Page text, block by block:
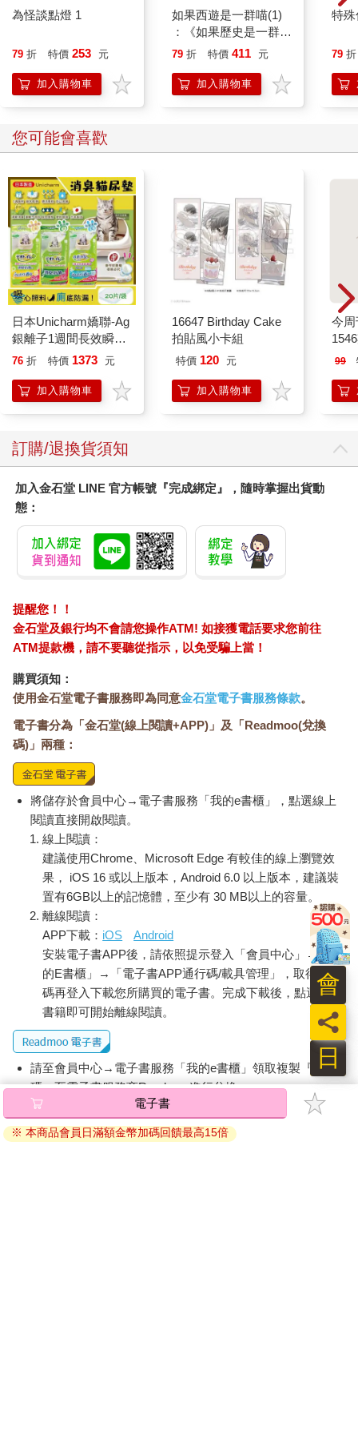
為怪談點燈 1
79 折 特價 253 元
加入購物車
如果西遊是一群喵(1)
：《如果歷史是一群
喵》作者最新力作，附
79 折 特價 411 元
加入購物車
特
79 折
您可能會喜歡
日本Unicharm嬌聯-Ag
銀離子1週間長效瞬吸
乾爽寵物消臭大師貓尿
防滲漏貓尿布/可觀察
尿色貓潔墊補充包/本
76 折 特價 1373 元
加入購物車
16647 Birthday Cake
拍貼風小卡組
特價 120 元
加入購物車
今周
99
訂購/退換貨須知
加入金石堂 LINE 官方帳號『完成綁定』，隨時掌握出貨動
態：
提醒您！！
金石堂及銀行均不會請您操作ATM! 如接獲電話要求您前往
ATM提款機，請不要聽從指示，以免受騙上當！
購買須知：
使用金石堂電子書服務即為同意金石堂電子書服務條款。
電子書分為「金石堂(線上閱讀+APP)」及「Readmoo(兌換
碼)」兩種：
將儲存於會員中心→電子書服務「我的e書櫃」，點選線上
閱讀直接開啟閱讀。
線上閱讀：
建議使用Chrome、Microsoft Edge 有較佳的線上瀏覽效
果， iOS 16 或以上版本，Android 6.0 以上版本，建議裝
置有6GB以上的記憶體，至少有 30 MB以上的容量。
離線閱讀：
APP下載： iOS
Android
安裝電子書APP後，請依照提示登入「會員中心」→「我
的E書櫃」→「電子書APP通行碼/載具管理」，取得通行
碼再登入下載您所購買的電子書。完成下載後，點選任一
書籍即可開始離線閱讀。
請至會員中心→電子書服務「我的e書櫃」領取複製『兌換
碼』至電子書服務商Readmoo進行兌換。
退換貨須知：
因版權保護，您在金石堂所購買的電子書僅能以金石堂專屬
電子書
※ 本商品會員日滿額金幣加碼回饋最高15倍
日
員
會